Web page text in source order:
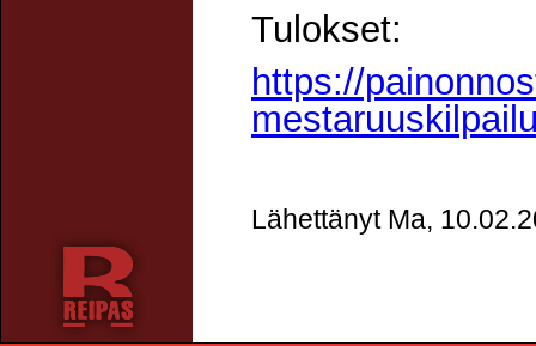
Tulokset:
https://
Lähettänyt Ma,